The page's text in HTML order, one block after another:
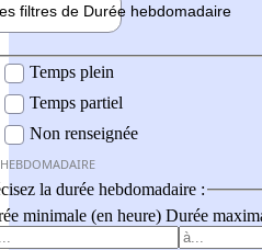
filtres de Durée hebdomadaire
Temps plein
Temps partiel
Non renseignée
la durée hebdomadaire :
minimale (en heure) Durée